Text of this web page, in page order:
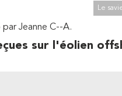
Le
Jeanne C--A.
sur l'éolien